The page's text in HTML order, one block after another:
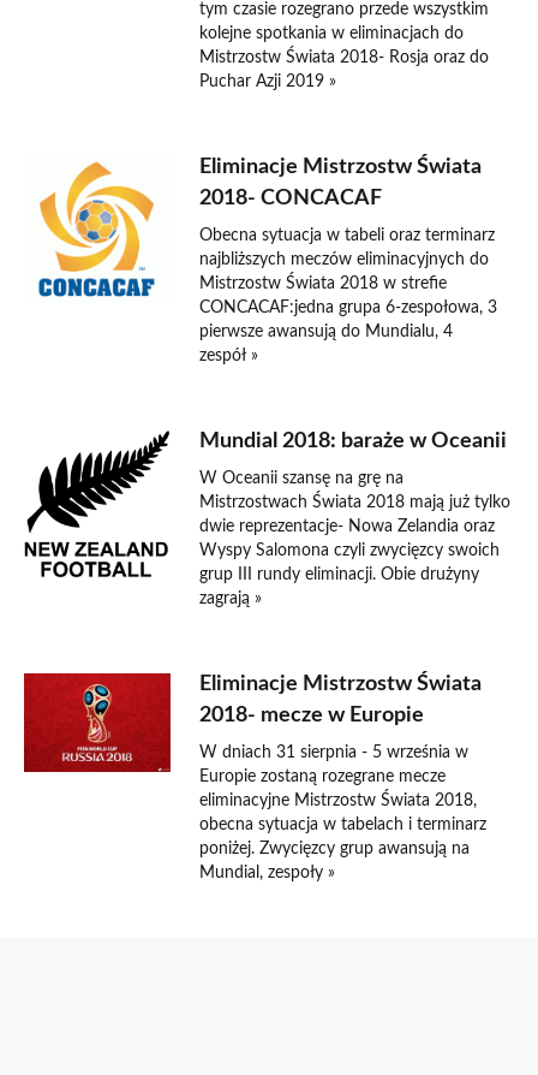
tym czasie rozegrano przede wszystkim
kolejne spotkania w eliminacjach do
Mistrzostw Świata 2018- Rosja oraz do
Puchar Azji 2019 »
Eliminacje Mistrzostw Świata
2018- CONCACAF
Obecna sytuacja w tabeli oraz terminarz
najbliższych meczów eliminacyjnych do
Mistrzostw Świata 2018 w strefie
CONCACAF:jedna grupa 6-zespołowa, 3
pierwsze awansują do Mundialu, 4
zespół »
Mundial 2018: baraże w Oceanii
W Oceanii szansę na grę na
Mistrzostwach Świata 2018 mają już tylko
dwie reprezentacje- Nowa Zelandia oraz
Wyspy Salomona czyli zwycięzcy swoich
grup III rundy eliminacji. Obie drużyny
zagrają »
Eliminacje Mistrzostw Świata
2018- mecze w Europie
W dniach 31 sierpnia - 5 września w
Europie zostaną rozegrane mecze
eliminacyjne Mistrzostw Świata 2018,
obecna sytuacja w tabelach i terminarz
poniżej. Zwycięzcy grup awansują na
Mundial, zespoły »